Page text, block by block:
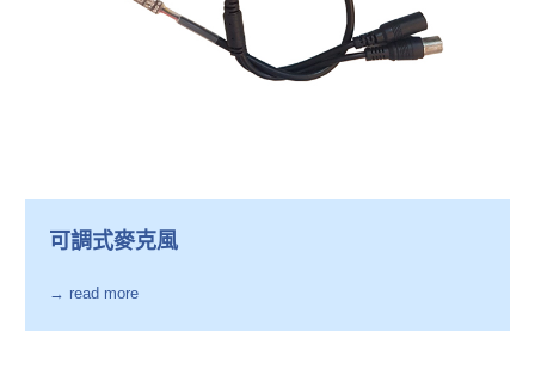
可調式麥克風
→ read more